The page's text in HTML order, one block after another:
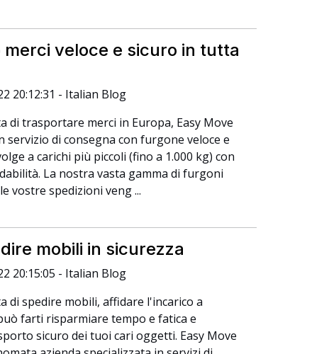
veloce e sicuro in tutta
20:12:31 - Italian Blog
di trasportare merci in Europa, Easy Move
servizio di consegna con furgone veloce e
a carichi più piccoli (fino a 1.000 kg) con
La nostra vasta gamma di furgoni
vostre spedizioni veng ...
mobili in sicurezza
20:15:05 - Italian Blog
di spedire mobili, affidare l'incarico a
farti risparmiare tempo e fatica e
sicuro dei tuoi cari oggetti. Easy Move